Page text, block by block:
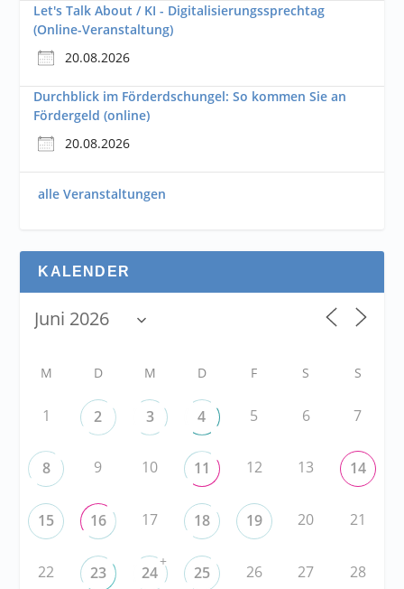
Let's Talk About / KI - Digitalisierungssprechtag
(Online-Veranstaltung)
20.08.2026
Durchblick im Förderdschungel: So kommen Sie an
Fördergeld (online)
20.08.2026
alle Veranstaltungen
KALENDER
M D M D F S S
1 2 3 4 5 6 7
8 9 10 11 12 13 14
15 16 17 18 19 20 21
22 23 24
+
25 26 27 28